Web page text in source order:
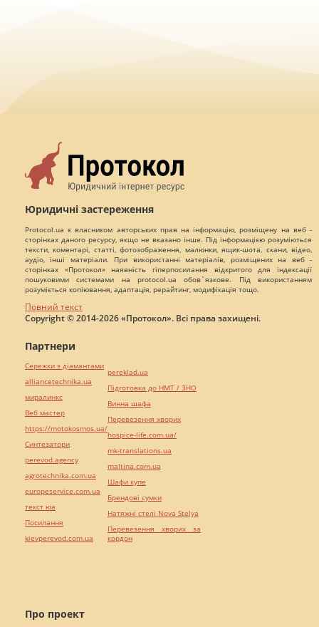
Юридичні застереження
Protocol.ua є власником авторських прав на інформацію, розміщену на веб -
сторінках даного ресурсу, якщо не вказано інше. Під інформацією розуміються
тексти, коментарі, статті, фотозображення, малюнки, ящик-шота, скани, відео,
аудіо, інші матеріали. При використанні матеріалів, розміщених на веб -
сторінках «Протокол» наявність гіперпосилання відкритого для індексації
пошуковими системами на protocol.ua обов`язкове. Під використанням
розуміється копіювання, адаптація, рерайтинг, модифікація тощо.
Повний текст
Copyright © 2014-2026 «Протокол». Всі права захищені.
Про проект
Партнери
Сережки з діамантами
alliancetechnika.ua
миралинкс
Веб мастер
https://motokosmos.ua/
Синтезатори
perevod.agency
agrotechnika.com.ua
europeservice.com.ua
текст юа
Посилання
kievperevod.com.ua
pereklad.ua
Підготовка до НМТ / ЗНО
Винна шафа
Перевезення хворих
hospice-life.com.ua/
mk-translations.ua
maltina.com.ua
Шафи купе
Брендові сумки
Натяжні стелі Nova Stelya
Перевезення хворих за
кордон